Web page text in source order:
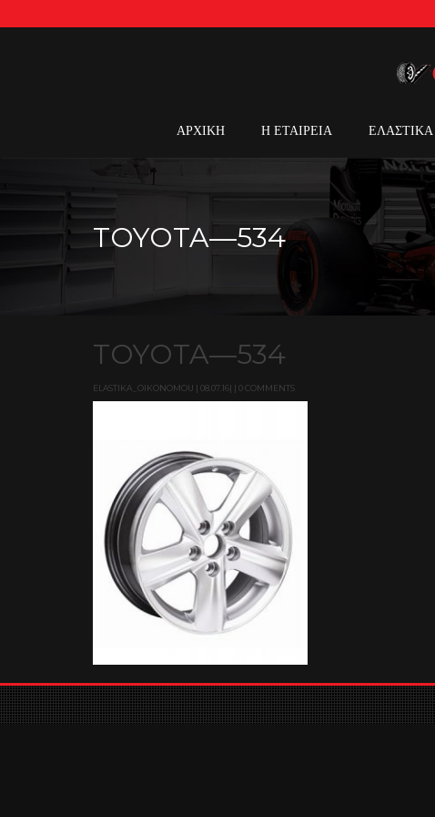
ΑΡΧΙΚΗ Η ΕΤΑΙΡΕΙΑ ΕΛΑΣΤΙΚΑ
TOYOTA—534
TOYOTA—534
ELASTIKA_OIKONOMOU | 08.07.16| | 0 COMMENTS